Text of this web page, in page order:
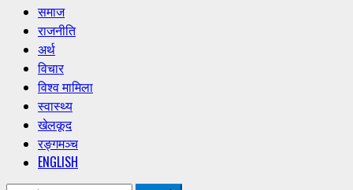
Primary
Menu
समाज
राजनीति
अर्थ
विचार
विश्व मामिला
स्वास्थ्य
खेलकूद
रङ्गमञ्च
ENGLISH